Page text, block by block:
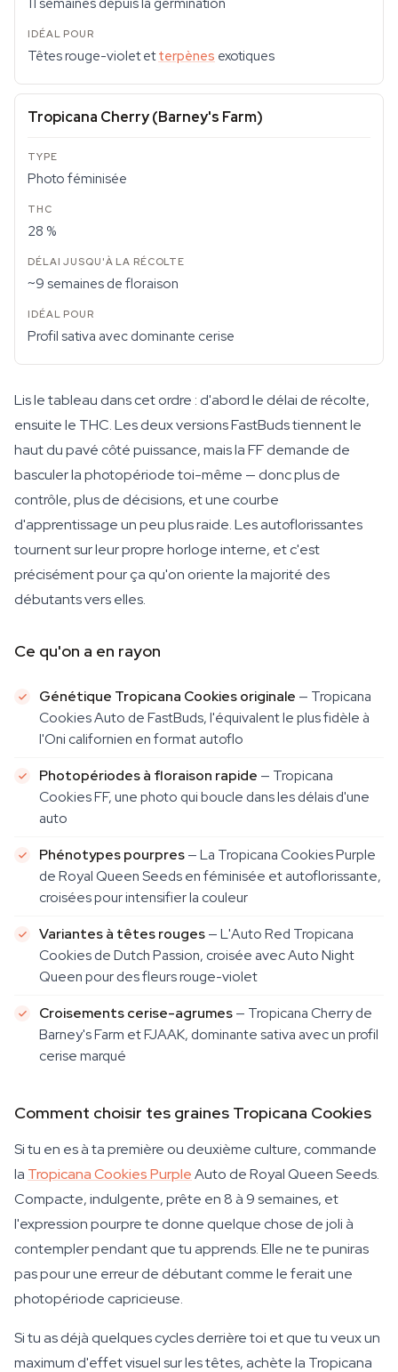
11 semaines depuis la germination
Têtes rouge-violet etterpènes exotiques
Tropicana Cherry (Barney's Farm)
Photo féminisée
28 %
~9 semaines de floraison
Profil sativa avec dominante cerise
Lis le tableau dans cet ordre : d'abord le délai de récolte,
ensuite le THC. Les deux versions FastBuds tiennent le
haut du pavé côté puissance, mais la FF demande de
basculer la photopériode toi-même — donc plus de
contrôle, plus de décisions, et une courbe
d'apprentissage un peu plus raide. Les autoflorissantes
tournent sur leur propre horloge interne, et c'est
précisément pour ça qu'on oriente la majorité des
débutants vers elles.
Ce qu'on a en rayon
Génétique Tropicana Cookies originale — Tropicana
Cookies Auto de FastBuds, l'équivalent le plus fidèle à
l'Oni californien en format autoflo
Photopériodes à floraison rapide — Tropicana
Cookies FF, une photo qui boucle dans les délais d'une
auto
Phénotypes pourpres— La Tropicana Cookies Purple
de Royal Queen Seeds en féminisée et autoflorissante,
croisées pour intensifier la couleur
Variantes à têtes rouges— L'Auto Red Tropicana
Cookies de Dutch Passion, croisée avec Auto Night
Queen pour des fleurs rouge-violet
Croisements cerise-agrumes— Tropicana Cherry de
Barney's Farm et FJAAK, dominante sativa avec un profil
cerise marqué
Comment choisir tes graines Tropicana Cookies
Si tu en es à ta première ou deuxième culture, commande
la Tropicana Cookies PurpleAuto de Royal Queen Seeds.
Compacte, indulgente, prête en 8 à 9 semaines, et
l'expression pourpre te donne quelque chose de joli à
contempler pendant que tu apprends. Elle ne te puniras
pas pour une erreur de débutant comme le ferait une
photopériode capricieuse.
Si tu as déjà quelques cycles derrière toi et que tu veux un
maximum d'effet visuel sur les têtes, achète la Tropicana